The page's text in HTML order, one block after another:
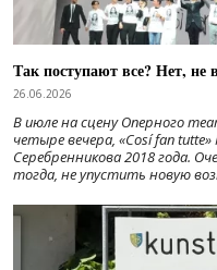
Так поступают все? Нет, не
26.06.2026
В июле на сцену Оперного
четыре вечера, «Cosí fan
Серебренникова 2018 года.
тогда, не упустить новую